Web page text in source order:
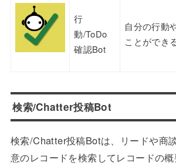
行
動/ToDo
確認Bot
自分の行動
ことができ
検索/Chatter投稿Bot
検索/Chatter投稿Botは、リードや商
意のレコードを検索してレコードの